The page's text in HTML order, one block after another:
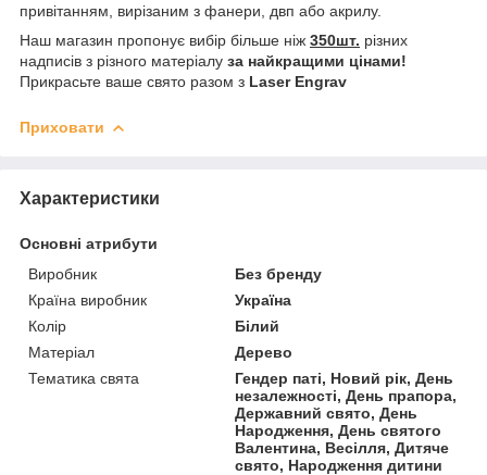
привітанням, вирізаним з фанери, двп або акрилу.
Наш магазин пропонує вибір більше ніж 350шт. різних
надписів з різного матеріалу за найкращими цінами!
Прикрасьте ваше свято разом з Laser Engrav
Приховати
Характеристики
Основні атрибути
Виробник
Без бренду
Країна виробник
Україна
Колір
Білий
Матеріал
Дерево
Тематика свята
Гендер паті, Новий рік, День
незалежності, День прапора,
Державний свято, День
Народження, День святого
Валентина, Весілля, Дитяче
свято, Народження дитини